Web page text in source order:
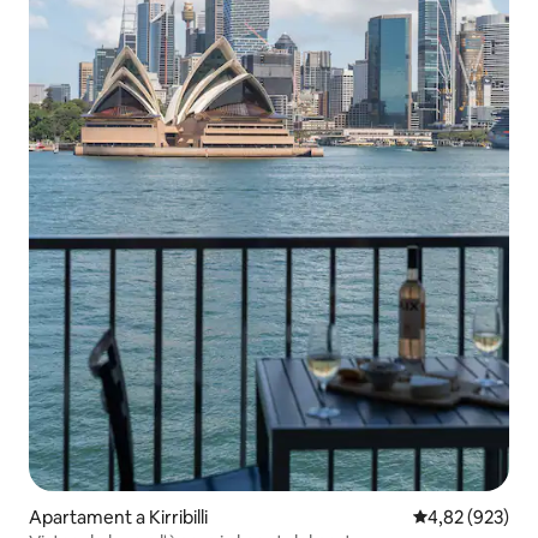
Apartament a Kirribilli 4,82 de
4,82 (923)